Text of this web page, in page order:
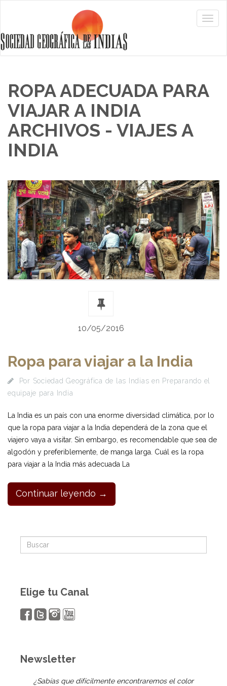
ROPA ADECUADA PARA
VIAJAR A INDIA
ARCHIVOS - VIAJES A
INDIA
10/05/2016
Ropa para viajar a la India
Por Sociedad Geográfica de las Indias en Preparando el
equipaje para India
La India es un país con una enorme diversidad climática, por lo
que la ropa para viajar a la India dependerá de la zona que el
viajero vaya a visitar. Sin embargo, es recomendable que sea de
algodón y preferiblemente, de manga larga. Cuál es la ropa
para viajar a la India más adecuada La
Continuar leyendo →
Elige tu Canal
Newsletter
¿Sabías que difícilmente encontraremos el color